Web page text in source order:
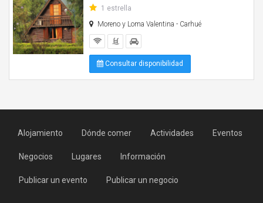
1 estrella
Moreno y Loma Valentina - Carhué
Consultar disponibilidad
Alojamiento Dónde comer Actividades Eventos
Negocios Lugares Información
Publicar un evento Publicar un negocio